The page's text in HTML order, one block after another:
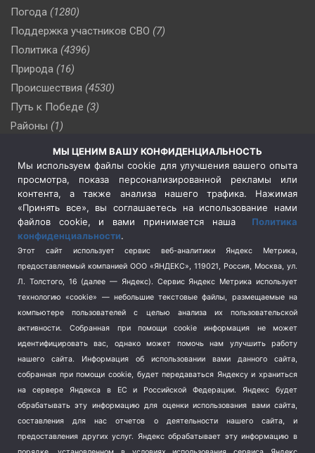
Погода (1280)
Поддержка участников СВО (7)
Политика (4396)
Природа (16)
Происшествия (4530)
Путь к Победе (3)
Районы (1)
(510)
Сельское хозяйство (3)
Социальная политика
(3)
Спецоперация в Украине
Спецоперация на Украине
(404)
Спорт (740)
Терроризм (1)
Транспорт (262)
Туризм (178)
Флот (76)
Школа и спорт (2)
Экология (8)
Экономика (1172)
МЫ ЦЕНИМ ВАШУ КОНФИДЕНЦИАЛЬНОСТЬ
Мы используем файлы cookie для улучшения вашего опыта
просмотра, показа персонализированной рекламы или
контента, а также анализа нашего трафика. Нажимая
«Принять все», вы соглашаетесь на использование нами
файлов cookie, и вами принимается наша Политика
конфиденциальности.
Этот сайт использует сервис веб-аналитики Яндекс Метрика,
предоставляемый компанией ООО «ЯНДЕКС», 119021, Россия, Москва, ул.
Л. Толстого, 16 (далее — Яндекс). Сервис Яндекс Метрика использует
технологию «cookie» — небольшие текстовые файлы, размещаемые на
компьютере пользователей с целью анализа их пользовательской
активности.
Собранная при помощи cookie информация не может
идентифицировать вас, однако может помочь нам улучшить работу
нашего сайта. Информация об использовании вами данного сайта,
собранная при помощи cookie, будет передаваться Яндексу и храниться
на сервере Яндекса в ЕС и Российской Федерации. Яндекс будет
обрабатывать эту информацию для оценки использования вами сайта,
составления для нас отчетов о деятельности нашего сайта, и
предоставления других услуг. Яндекс обрабатывает эту информацию в